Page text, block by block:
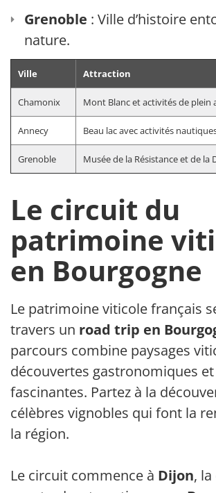
Grenoble : Ville d’histoire
nature.
Ville Attraction
Chamonix Mont Blanc et activités de plein
Annecy Beau lac avec activités
Grenoble Musée de la Résistance et de la
Le circuit du
patrimoine
en Bourgogne
Le patrimoine viticole français
travers un road trip en
parcours combine paysages
découvertes gastronomiques
fascinantes. Partez à la
célèbres vignobles qui font la
la région.
Le circuit commence à Dijon, la